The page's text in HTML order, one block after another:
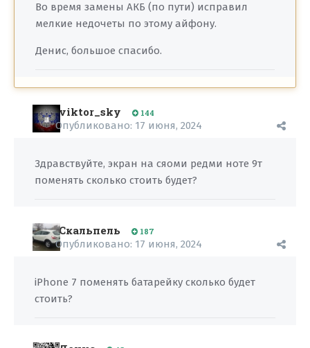
Во время замены АКБ (по пути) исправил
мелкие недочеты по этому айфону.
Денис, большое спасибо.
viktor_sky 144
Опубликовано: 17 июня, 2024
Здравствуйте, экран на сяоми редми ноте 9т
поменять сколько стоить будет?
Скальпель 187
Опубликовано: 17 июня, 2024
iPhone 7 поменять батарейку сколько будет
стоить?